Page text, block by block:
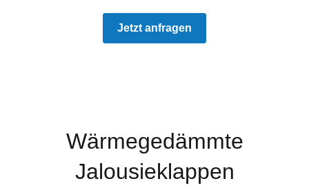
Jetzt anfragen
Wärmegedämmte
Jalousieklappen